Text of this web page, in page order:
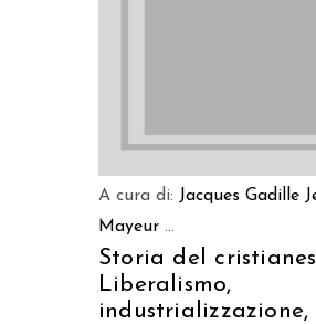
A cura di: Jacques Gadille
Mayeur ...
Storia del
Liberalismo,
industrializzazione,